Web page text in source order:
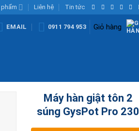
phẩm Liên hệ Tin tức
EMAIL 0911 794 953 Giỏ hàng
Máy hàn giật tôn 2
súng GysPot Pro 230